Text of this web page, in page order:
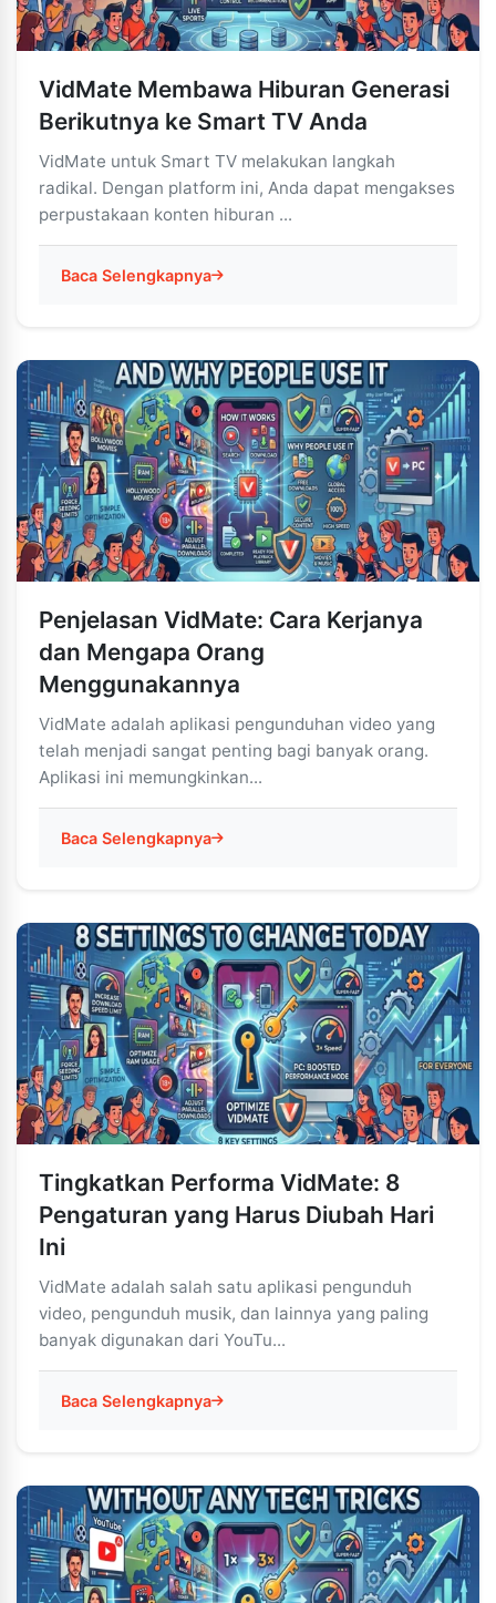
VidMate Membawa Hiburan Generasi
Berikutnya ke Smart TV Anda
VidMate untuk Smart TV melakukan langkah
radikal. Dengan platform ini, Anda dapat mengakses
perpustakaan konten hiburan ...
Baca Selengkapnya
Penjelasan VidMate: Cara Kerjanya
dan Mengapa Orang
Menggunakannya
VidMate adalah aplikasi pengunduhan video yang
telah menjadi sangat penting bagi banyak orang.
Aplikasi ini memungkinkan...
Baca Selengkapnya
Tingkatkan Performa VidMate: 8
Pengaturan yang Harus Diubah Hari
Ini
VidMate adalah salah satu aplikasi pengunduh
video, pengunduh musik, dan lainnya yang paling
banyak digunakan dari YouTu...
Baca Selengkapnya